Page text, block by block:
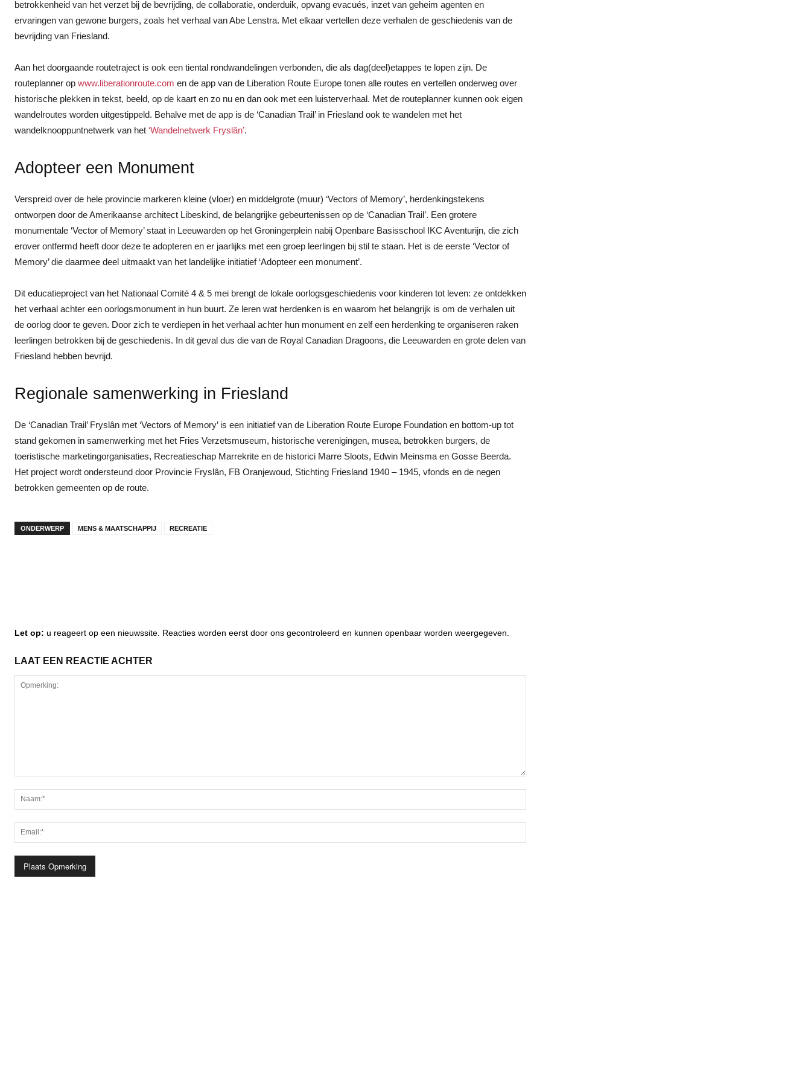
betrokkenheid van het verzet bij de bevrijding, de collaboratie, onderduik, opvang evacués, inzet van geheim agenten en
ervaringen van gewone burgers, zoals het verhaal van Abe Lenstra. Met elkaar vertellen deze verhalen de geschiedenis van de
bevrijding van Friesland.
Aan het doorgaande routetraject is ook een tiental rondwandelingen verbonden, die als dag(deel)etappes te lopen zijn. De
routeplanner op www.liberationroute.com en de app van de Liberation Route Europe tonen alle routes en vertellen onderweg over
historische plekken in tekst, beeld, op de kaart en zo nu en dan ook met een luisterverhaal. Met de routeplanner kunnen ook eigen
wandelroutes worden uitgestippeld. Behalve met de app is de ‘Canadian Trail’ in Friesland ook te wandelen met het
wandelknooppuntnetwerk van het ‘Wandelnetwerk Fryslân’.
Adopteer een Monument
Verspreid over de hele provincie markeren kleine (vloer) en middelgrote (muur) ‘Vectors of Memory’, herdenkingstekens
ontworpen door de Amerikaanse architect Libeskind, de belangrijke gebeurtenissen op de ‘Canadian Trail’. Een grotere
monumentale ‘Vector of Memory’ staat in Leeuwarden op het Groningerplein nabij Openbare Basisschool IKC Aventurijn, die zich
erover ontfermd heeft door deze te adopteren en er jaarlijks met een groep leerlingen bij stil te staan. Het is de eerste ‘Vector of
Memory’ die daarmee deel uitmaakt van het landelijke initiatief ‘Adopteer een monument’.
Dit educatieproject van het Nationaal Comité 4 & 5 mei brengt de lokale oorlogsgeschiedenis voor kinderen tot leven: ze ontdekken
het verhaal achter een oorlogsmonument in hun buurt. Ze leren wat herdenken is en waarom het belangrijk is om de verhalen uit
de oorlog door te geven. Door zich te verdiepen in het verhaal achter hun monument en zelf een herdenking te organiseren raken
leerlingen betrokken bij de geschiedenis. In dit geval dus die van de Royal Canadian Dragoons, die Leeuwarden en grote delen van
Friesland hebben bevrijd.
Regionale samenwerking in Friesland
De ‘Canadian Trail’ Fryslân met ‘Vectors of Memory’ is een initiatief van de Liberation Route Europe Foundation en bottom-up tot
stand gekomen in samenwerking met het Fries Verzetsmuseum, historische verenigingen, musea, betrokken burgers, de
toeristische marketingorganisaties, Recreatieschap Marrekrite en de historici Marre Sloots, Edwin Meinsma en Gosse Beerda.
Het project wordt ondersteund door Provincie Fryslân, FB Oranjewoud, Stichting Friesland 1940 – 1945, vfonds en de negen
betrokken gemeenten op de route.
ONDERWERP MENS & MAATSCHAPPIJ RECREATIE
Let op: u reageert op een nieuwssite. Reacties worden eerst door ons gecontroleerd en kunnen openbaar worden weergegeven.
LAAT EEN REACTIE ACHTER